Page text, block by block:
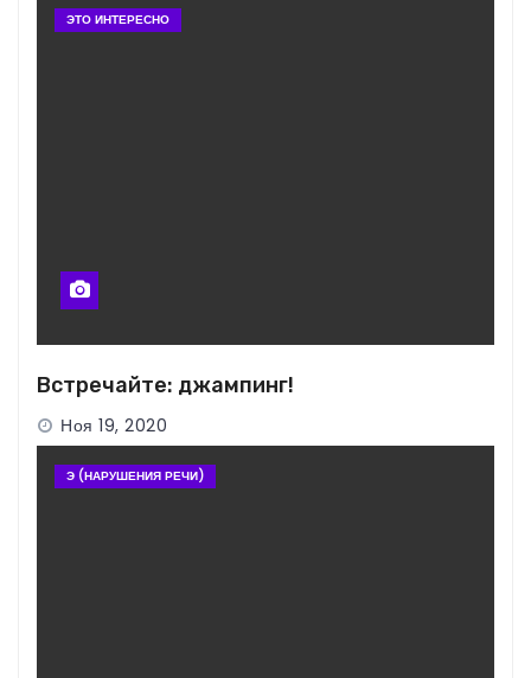
ЭТО ИНТЕРЕСНО
Встречайте: джампинг!
Ноя 19, 2020
Э (НАРУШЕНИЯ РЕЧИ)